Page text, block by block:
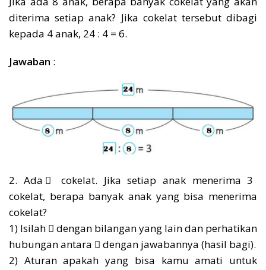
diterima setiap anak? Jika cokelat tersebut dibagi
kepada 4 anak, 24 : 4 = 6.
Jawaban :
2. Ada ⃞ cokelat. Jika setiap anak menerima 3
cokelat, berapa banyak anak yang bisa menerima
cokelat?
1) Isilah ⃞ dengan bilangan yang lain dan perhatikan
hubungan antara  dengan jawabannya (hasil bagi).
2) Aturan apakah yang bisa kamu amati untuk